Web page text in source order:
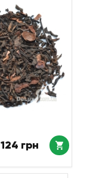
124 грн